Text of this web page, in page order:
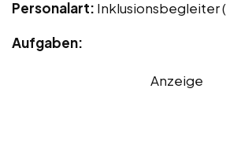
Personalart: Inklusionsbegleiter
Aufgaben:
Anzeige